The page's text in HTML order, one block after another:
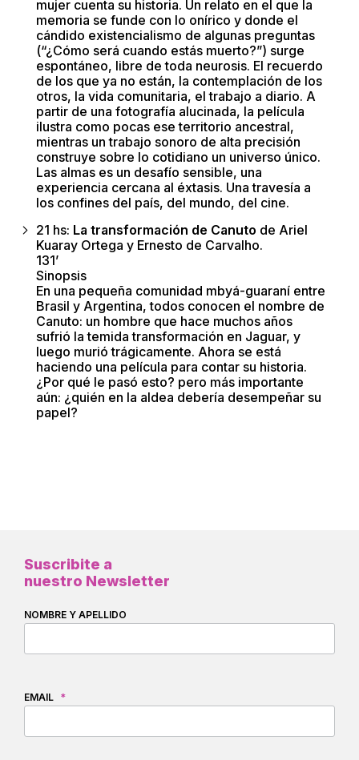
mujer cuenta su historia. Un relato en el que la
memoria se funde con lo onírico y donde el
cándido existencialismo de algunas preguntas
(“¿Cómo será cuando estás muerto?”) surge
espontáneo, libre de toda neurosis. El recuerdo
de los que ya no están, la contemplación de los
otros, la vida comunitaria, el trabajo a diario. A
partir de una fotografía alucinada, la película
ilustra como pocas ese territorio ancestral,
mientras un trabajo sonoro de alta precisión
construye sobre lo cotidiano un universo único.
Las almas es un desafío sensible, una
experiencia cercana al éxtasis. Una travesía a
los confines del país, del mundo, del cine.
21 hs: La transformación de Canuto de Ariel
Kuaray Ortega y Ernesto de Carvalho.
131’
Sinopsis
En una pequeña comunidad mbyá-guaraní entre
Brasil y Argentina, todos conocen el nombre de
Canuto: un hombre que hace muchos años
sufrió la temida transformación en Jaguar, y
luego murió trágicamente. Ahora se está
haciendo una película para contar su historia.
¿Por qué le pasó esto? pero más importante
aún: ¿quién en la aldea debería desempeñar su
papel?
Suscribite a
nuestro Newsletter
NOMBRE Y APELLIDO
EMAIL *